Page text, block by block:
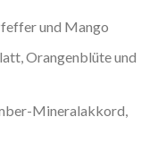
und Mango
Orangenblüte und
Mineralakkord,